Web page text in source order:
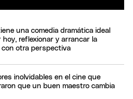
una comedia dramática ideal
hoy, reflexionar y arrancar la
con otra perspectiva
inolvidables en el cine que
que un buen maestro cambia